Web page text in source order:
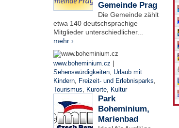
Gemeinde Prag
Die Gemeinde zählt
etwa 140 deutschsprachige
Mitglieder unterschiedlicher...
mehr ›
www.boheminium.cz |
Sehenswürdigkeiten, Urlaub mit
Kindern, Freizeit- und Erlebnisparks,
Tourismus, Kurorte, Kultur
Park
Boheminium,
Marienbad